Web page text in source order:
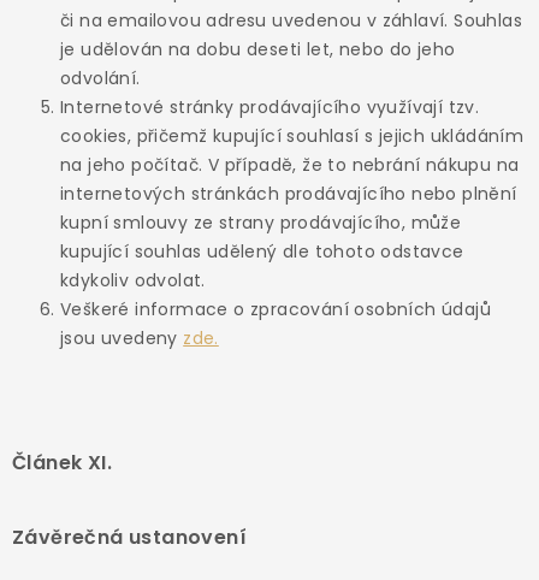
či na emailovou adresu uvedenou v záhlaví. Souhlas
je udělován na dobu deseti let, nebo do jeho
odvolání.
Internetové stránky prodávajícího využívají tzv.
cookies, přičemž kupující souhlasí s jejich ukládáním
na jeho počítač. V případě, že to nebrání nákupu na
internetových stránkách prodávajícího nebo plnění
kupní smlouvy ze strany prodávajícího, může
kupující souhlas udělený dle tohoto odstavce
kdykoliv odvolat.
Veškeré informace o zpracování osobních údajů
jsou uvedeny zde.
Článek XI.
Závěrečná ustanovení